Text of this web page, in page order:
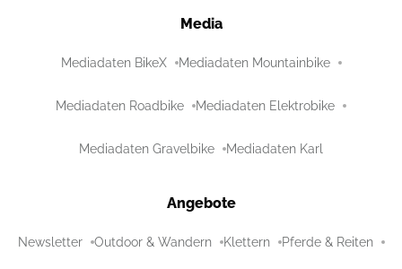
Media
Mediadaten BikeX Mediadaten Mountainbike
Mediadaten Roadbike Mediadaten Elektrobike
Mediadaten Gravelbike Mediadaten Karl
Angebote
Newsletter Outdoor & Wandern Klettern Pferde & Reiten